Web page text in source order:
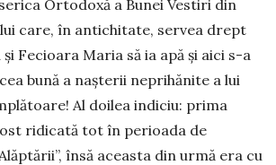
Ortodoxă a Bunei Vestiri din
care, în antichitate, servea drept
Fecioara Maria să ia apă și aici s-a
bună a naș­terii neprihănite a lui
Al doilea indiciu: prima
ridicată tot în perioada de
însă aceasta din urmă era cu